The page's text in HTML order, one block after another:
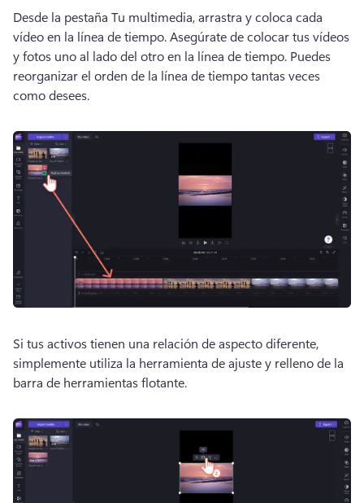
Desde la pestaña Tu multimedia, arrastra y coloca cada
vídeo en la línea de tiempo. Asegúrate de colocar tus vídeos
y fotos uno al lado del otro en la línea de tiempo. Puedes
reorganizar el orden de la línea de tiempo tantas veces
como desees.
Si tus activos tienen una relación de aspecto diferente,
barra de herramientas flotante.